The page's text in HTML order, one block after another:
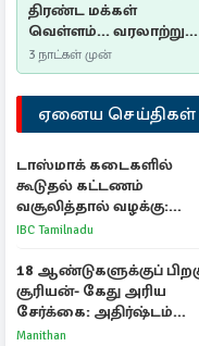
திரண்ட மக்கள்
வெள்ளம்... வரலாற்றுச்
சிறப்புமிக்க சுதுமலைப்
பிரகடனம்…
3 நாட்கள் முன்
ஏனைய செய்திகள்
டாஸ்மாக் கடைகளில்
கூடுதல் கட்டணம்
வசூலித்தால் வழக்கு:
சென்னை உயர்நீதிமன்றம்
IBC Tamilnadu
18 ஆண்டுகளுக்குப்
சூரியன்- கேது அரிய
சேர்க்கை: அதிர்ஷ்டம்
பெறும் 3 ராசிகள்!
Manithan